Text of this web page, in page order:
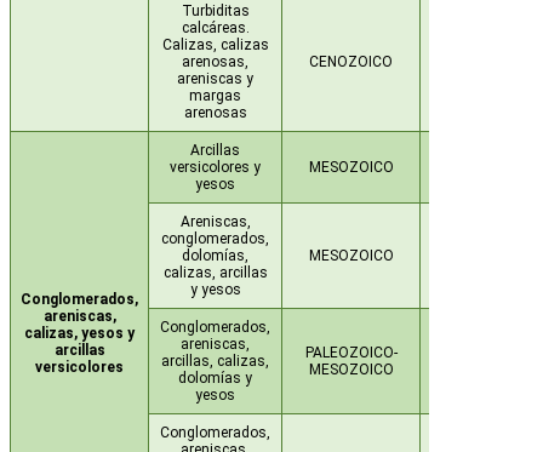
Turbiditas
calcáreas.
Calizas, calizas
arenosas,
areniscas y
margas
arenosas
CENOZOICO
Conglomerados,
areniscas,
calizas, yesos y
arcillas
versicolores
Arcillas
versicolores y
yesos
MESOZOICO
Areniscas,
conglomerados,
dolomías,
calizas, arcillas
y yesos
MESOZOICO
Conglomerados,
areniscas,
arcillas, calizas,
dolomías y
yesos
PALEOZOICO-
MESOZOICO
Conglomerados,